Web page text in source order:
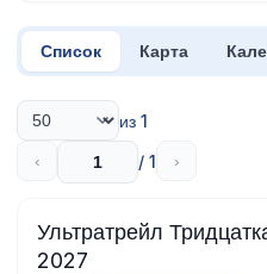
Список Карта
из 1
‹ / 1 ›
Ультратрейл
2027